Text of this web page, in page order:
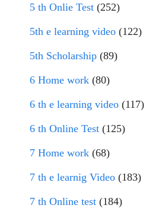
5 th Onlie Test (252)
5th e learning video (122)
5th Scholarship (89)
6 Home work (80)
6 th e learning video (117)
6 th Online Test (125)
7 Home work (68)
7 th e learnig Video (183)
7 th Online test (184)